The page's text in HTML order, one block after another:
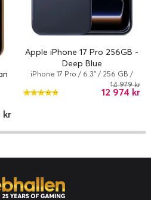
kr
Apple iPhone 17 Pro 256GB -
Deep Blue
iPhone 17 Pro / 6.3" / 256 GB /
Dual-SIM / iOS 26 / Deep blue
12 974 kr
14 979 kr